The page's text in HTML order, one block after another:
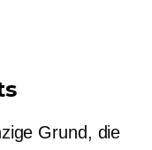
Grund, die